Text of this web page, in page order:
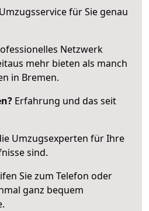
für Sie genau
Netzwerk
mehr bieten als manch
in Bremen.
Erfahrung und das seit
Umzugsexperten für Ihre
sind.
Sie zum Telefon oder
ganz bequem